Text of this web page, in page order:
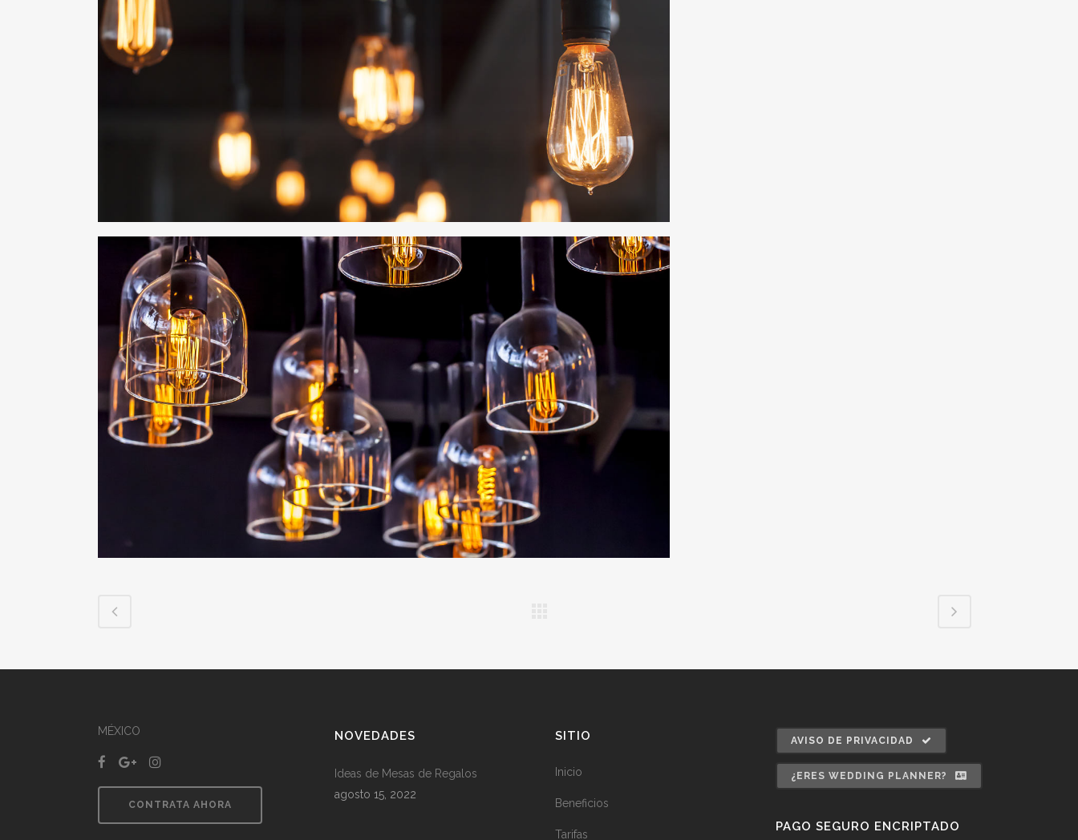
MÉXICO
CONTRATA AHORA
NOVEDADES
Ideas de Mesas de Regalos
agosto 15, 2022
SITIO
Inicio
Beneficios
Tarifas
AVISO DE PRIVACIDAD
¿ERES WEDDING PLANNER?
PAGO SEGURO ENCRIPTADO